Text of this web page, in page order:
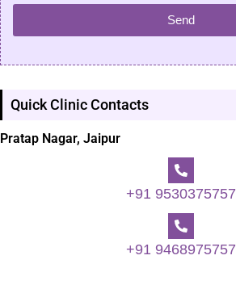
Send
Quick Clinic Contacts
Pratap Nagar, Jaipur
+91 9530375757
+91 9468975757